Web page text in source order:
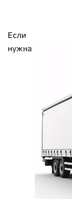
Если
нужна